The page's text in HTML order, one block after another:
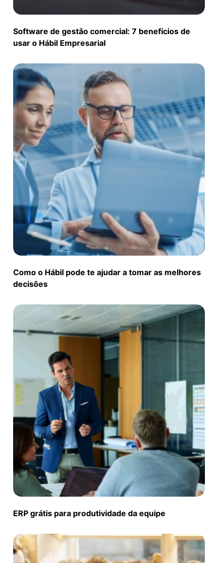
Software de gestão comercial: 7 benefícios de
usar o Hábil Empresarial
Como o Hábil pode te ajudar a tomar as melhores
decisões
ERP grátis para produtividade da equipe